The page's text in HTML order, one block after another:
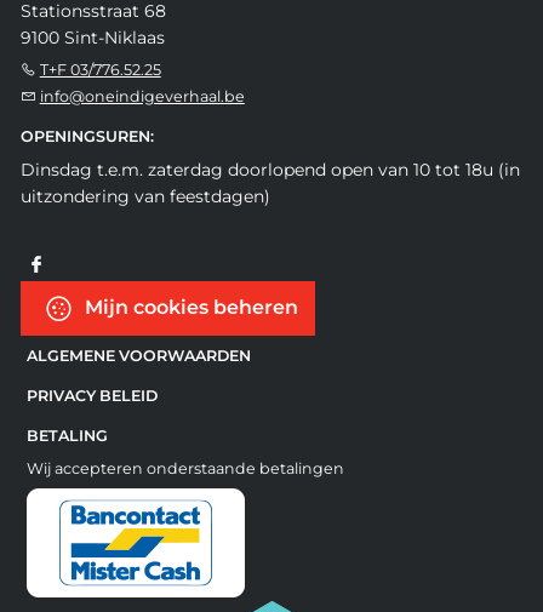
Stationsstraat 68
9100 Sint-Niklaas
T+F 03/776.52.25
info@oneindigeverhaal.be
OPENINGSUREN:
Dinsdag t.e.m. zaterdag doorlopend open van 10 tot 18u (in
uitzondering van feestdagen)
Mijn cookies beheren
ALGEMENE VOORWAARDEN
PRIVACY BELEID
BETALING
Wij accepteren onderstaande betalingen